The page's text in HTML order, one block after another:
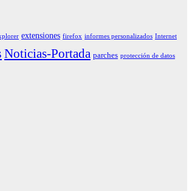
extensiones firefox informes personalizados Internet
Noticias-Portada parches protección de datos